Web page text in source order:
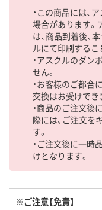
・この商品には、
場合があります。
は、商品到着後、
ルにて印刷するこ
・アスクルのダン
せん。
・お客様のご都合
交換はお受けでき
・商品のご注文後
際には、ご注文を
す。
・ご注文後に一時
けとなります。
※ご注意【免責】